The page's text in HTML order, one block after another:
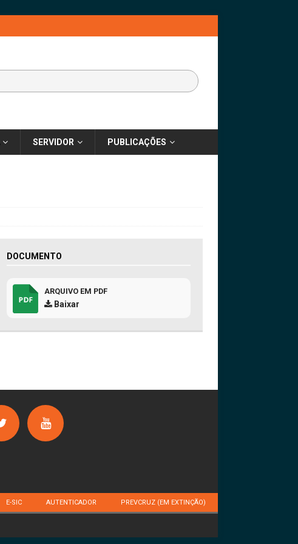
SERVIDOR PUBLICAÇÕES
DOCUMENTO
ARQUIVO EM PDF
Baixar
E-SIC AUTENTICADOR PREVCRUZ (EM EXTINÇÃO)